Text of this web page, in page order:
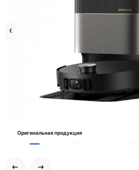
Оригинальная продукция